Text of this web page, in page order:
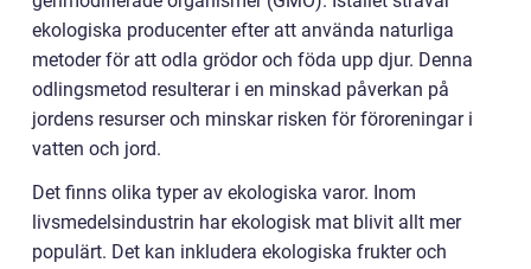
ekologiska producenter efter att använda naturliga
metoder för att odla grödor och föda upp djur. Denna
odlingsmetod resulterar i en minskad påverkan på
jordens resurser och minskar risken för föroreningar i
vatten och jord.
Det finns olika typer av ekologiska varor. Inom
livsmedelsindustrin har ekologisk mat blivit allt mer
populärt. Det kan inkludera ekologiska frukter och